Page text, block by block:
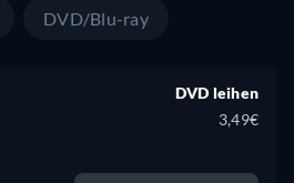
DVD/Blu-ray
DVD leihen
3,49€